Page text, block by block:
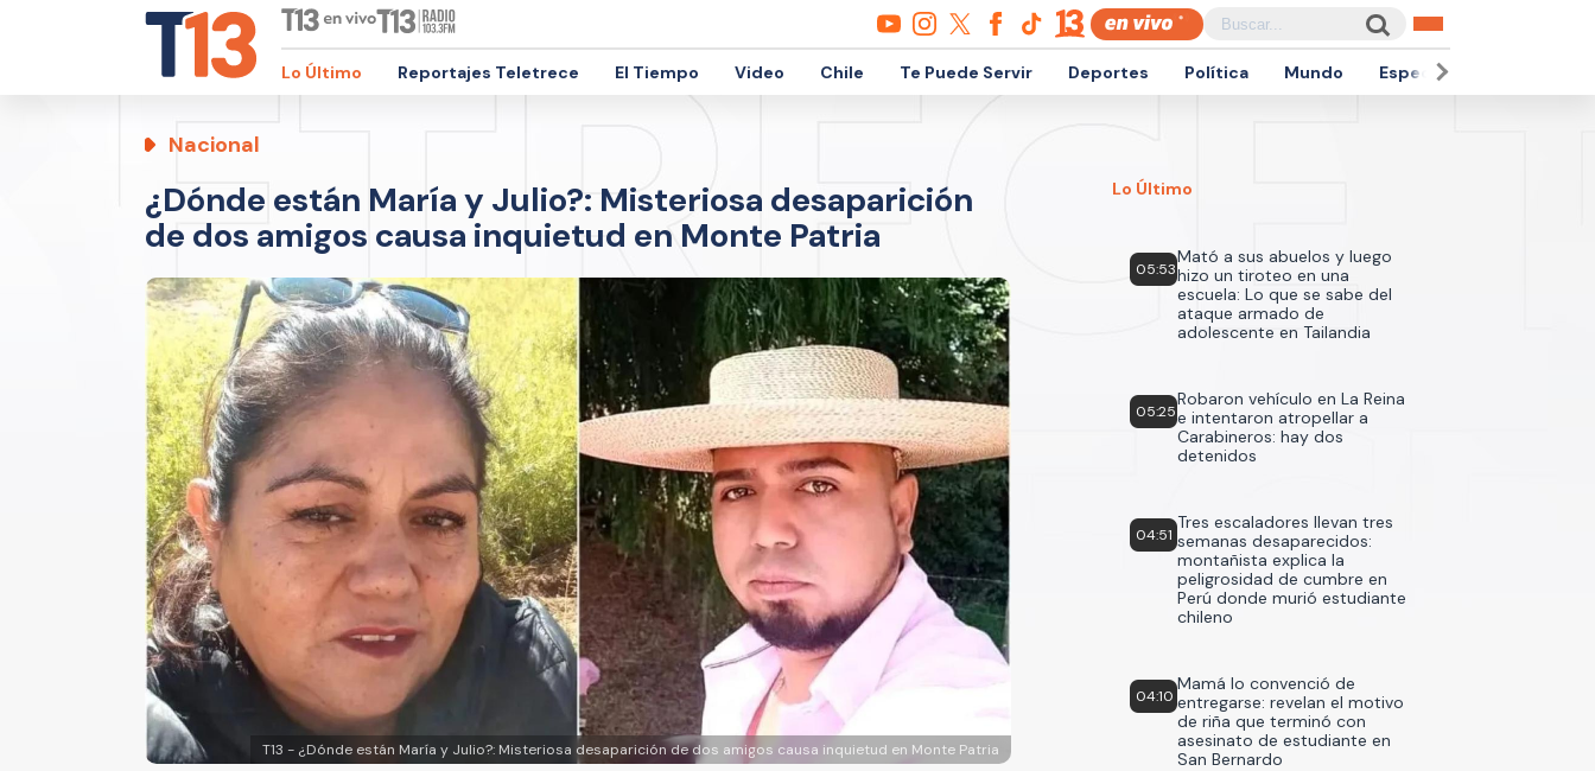
Lo Último Reportajes Teletrece El Tiempo Video Chile Te Puede Servir Deportes Política Mundo Espectáculos
Nacional
¿Dónde están María y Julio?: Misteriosa desaparición
de dos amigos causa inquietud en Monte Patria
T13 - ¿Dónde están María y Julio?: Misteriosa desaparición de dos amigos causa inquietud en Monte Patria
Lo Último
05:53
Mató a sus abuelos y luego
hizo un tiroteo en una
escuela: Lo que se sabe del
ataque armado de
adolescente en Tailandia
05:25
Robaron vehículo en La Reina
e intentaron atropellar a
Carabineros: hay dos
detenidos
04:51
Tres escaladores llevan tres
semanas desaparecidos:
montañista explica la
peligrosidad de cumbre en
Perú donde murió estudiante
chileno
04:10
Mamá lo convenció de
entregarse: revelan el motivo
de riña que terminó con
asesinato de estudiante en
San Bernardo